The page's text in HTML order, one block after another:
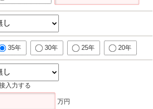
35年 30年 25年 20年
入力する
万円